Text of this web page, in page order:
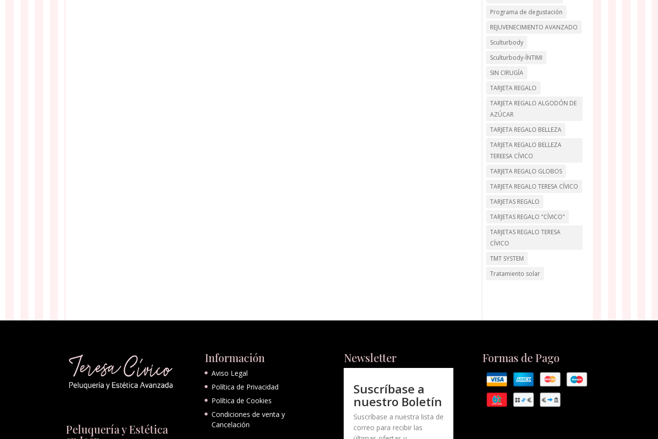
Programa de degustación
REJUVENECIMIENTO AVANZADO
Sculturbody
Sculturbody-ÍNTIMI
SIN CIRUGÍA
TARJETA REGALO
TARJETA REGALO ALGODÓN DE
AZÚCAR
TARJETA REGALO BELLEZA
TARJETA REGALO BELLEZA
TEREESA CÍVICO
TARJETA REGALO GLOBOS
TARJETA REGALO TERESA CÍVICO
TARJETAS REGALO
TARJETAS REGALO "CÍVICO"
TARJETAS REGALO TERESA
CÍVICO
TMT SYSTEM
Tratamiento solar
Peluquería y Estética
Información
Aviso Legal
Política de Privacidad
Política de Cookies
Condiciones de venta y
Cancelación
Newsletter
Suscríbase a
nuestro Boletín
Suscríbase a nuestra lista de
correo para recibir las
Formas de Pago